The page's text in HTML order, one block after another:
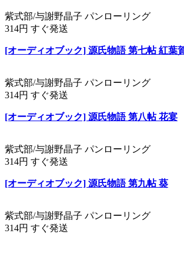
紫式部/与謝野晶子 パンローリング
314円 すぐ発送
[オーディオブック] 源氏物語 第七帖 紅葉
紫式部/与謝野晶子 パンローリング
314円 すぐ発送
[オーディオブック] 源氏物語 第八帖 花宴
紫式部/与謝野晶子 パンローリング
314円 すぐ発送
[オーディオブック] 源氏物語 第九帖 葵
紫式部/与謝野晶子 パンローリング
314円 すぐ発送